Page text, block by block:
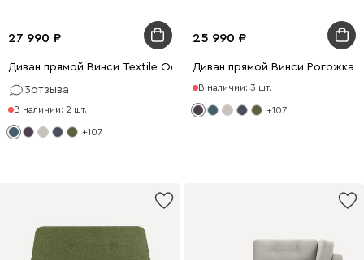
27 990
Диван прямой Винси Textile Ocean
3отзыва
В наличии: 2 шт.
+107
25 990
Диван прямой Винси Рогожка
В наличии: 3 шт.
+107